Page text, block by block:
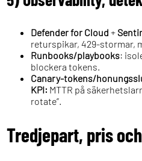
Defender for Cloud +
returspikar, 429-stormar,
Runbooks/playbooks:
blockera tokens.
Canary-tokens/
KPI: MTTR på
rotate”.
Tredjepart, pris